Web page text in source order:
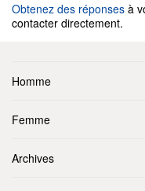
Obtenez des réponses à
contacter directement.
Homme
Femme
Archives